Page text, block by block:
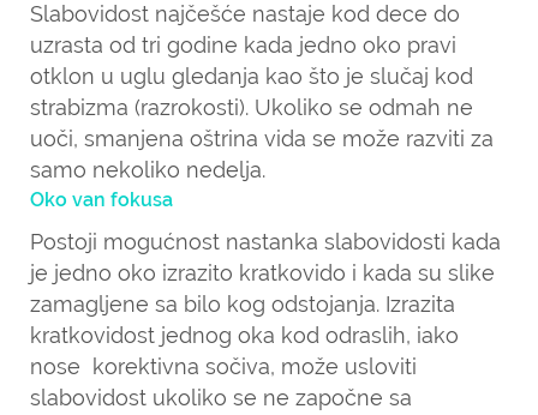
Slabovidost najčešće nastaje kod dece do
uzrasta od tri godine kada jedno oko pravi
otklon u uglu gledanja kao što je slučaj kod
strabizma (razrokosti). Ukoliko se odmah ne
uoči, smanjena oštrina vida se može razviti za
samo nekoliko nedelja.
Oko van fokusa
Postoji mogućnost nastanka slabovidosti kada
je jedno oko izrazito kratkovido i kada su slike
zamagljene sa bilo kog odstojanja. Izrazita
kratkovidost jednog oka kod odraslih, iako
nose korektivna sočiva, može usloviti
slabovidost ukoliko se ne započne sa